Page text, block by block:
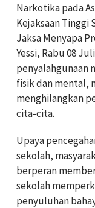
Narkotika pada
Kejaksaan Tinggi
Jaksa Menyapa
Yessi, Rabu 08
penyalahgunaan
fisik dan mental,
menghilangkan
cita-cita.
Upaya
sekolah,
berperan
sekolah
penyuluhan